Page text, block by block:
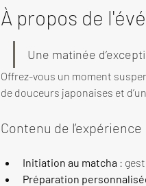
À propos de
Une matinée
Offrez-vous un moment
de douceurs japonaises et
Contenu de l’expérience
Initiation au matcha :
Préparation